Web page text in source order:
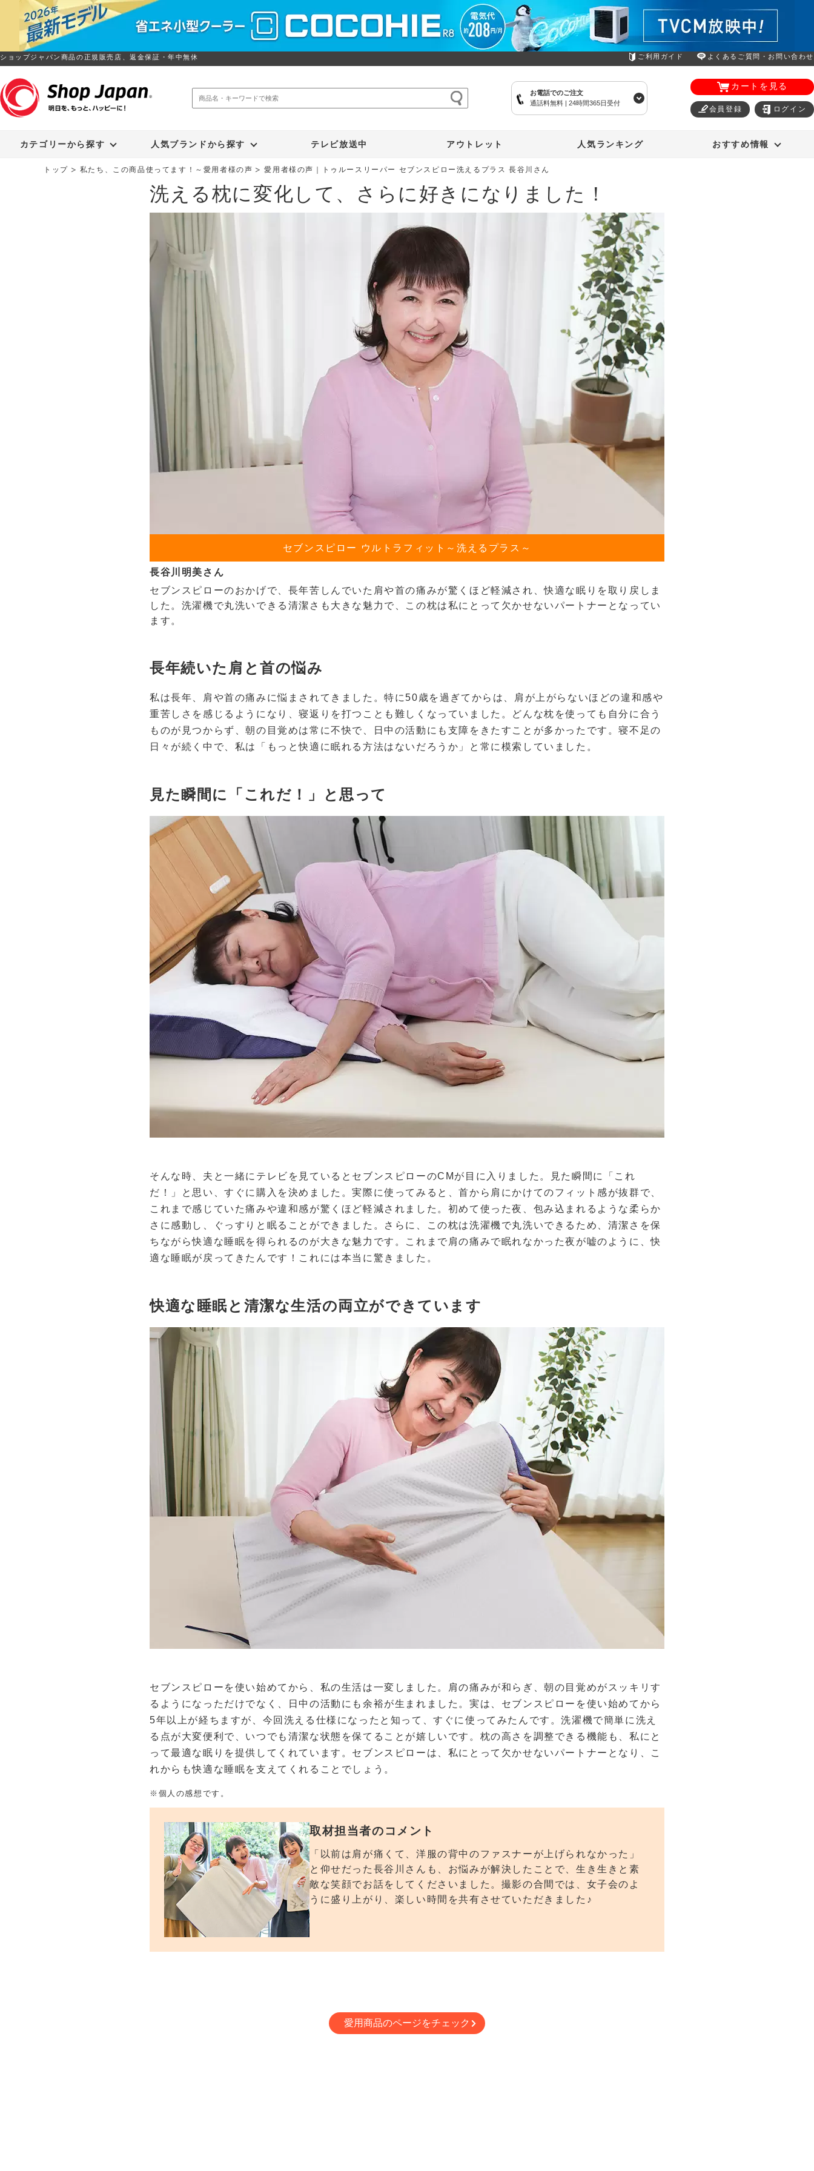
ショップジャパン商品の正規販売店、返金保証・年中無休 ご利用ガイド よくあるご質問・お問い合わせ
お電話でのご注文
通話料無料 | 24時間365日受付
カートを見る
会員登録 ログイン
カテゴリーから探す 人気ブランドから探す テレビ放送中 アウトレット 人気ランキング おすすめ情報
トップ 私たち、この商品使ってます！～愛用者様の声 愛用者様の声｜トゥルースリーパー セブンスピロー洗えるプラス 長谷川さん
洗える枕に変化して、さらに好きになりました！
セブンスピロー ウルトラフィット～洗えるプラス～
長谷川明美さん
セブンスピローのおかげで、長年苦しんでいた肩や首の痛みが驚くほど軽減され、快適な眠りを取り戻しま
した。洗濯機で丸洗いできる清潔さも大きな魅力で、この枕は私にとって欠かせないパートナーとなってい
ます。
長年続いた肩と首の悩み
私は長年、肩や首の痛みに悩まされてきました。特に50歳を過ぎてからは、肩が上がらないほどの違和感や
重苦しさを感じるようになり、寝返りを打つことも難しくなっていました。どんな枕を使っても自分に合う
ものが見つからず、朝の目覚めは常に不快で、日中の活動にも支障をきたすことが多かったです。寝不足の
日々が続く中で、私は「もっと快適に眠れる方法はないだろうか」と常に模索していました。
見た瞬間に「これだ！」と思って
そんな時、夫と一緒にテレビを見ているとセブンスピローのCMが目に入りました。見た瞬間に「これ
だ！」と思い、すぐに購入を決めました。実際に使ってみると、首から肩にかけてのフィット感が抜群で、
これまで感じていた痛みや違和感が驚くほど軽減されました。初めて使った夜、包み込まれるような柔らか
さに感動し、ぐっすりと眠ることができました。さらに、この枕は洗濯機で丸洗いできるため、清潔さを保
ちながら快適な睡眠を得られるのが大きな魅力です。これまで肩の痛みで眠れなかった夜が嘘のように、快
適な睡眠が戻ってきたんです！これには本当に驚きました。
快適な睡眠と清潔な生活の両立ができています
セブンスピローを使い始めてから、私の生活は一変しました。肩の痛みが和らぎ、朝の目覚めがスッキリす
るようになっただけでなく、日中の活動にも余裕が生まれました。実は、セブンスピローを使い始めてから
5年以上が経ちますが、今回洗える仕様になったと知って、すぐに使ってみたんです。洗濯機で簡単に洗え
る点が大変便利で、いつでも清潔な状態を保てることが嬉しいです。枕の高さを調整できる機能も、私にと
って最適な眠りを提供してくれています。セブンスピローは、私にとって欠かせないパートナーとなり、こ
れからも快適な睡眠を支えてくれることでしょう。
※個人の感想です。
取材担当者のコメント
「以前は肩が痛くて、洋服の背中のファスナーが上げられなかった」
と仰せだった長谷川さんも、お悩みが解決したことで、生き生きと素
敵な笑顔でお話をしてくださいました。撮影の合間では、女子会のよ
うに盛り上がり、楽しい時間を共有させていただきました♪
愛用商品のページをチェック